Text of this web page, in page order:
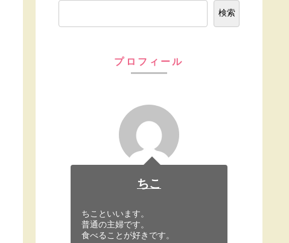
検索
プロフィール
ちこ
ちこといいます。
普通の主婦です。
食べることが好きです。